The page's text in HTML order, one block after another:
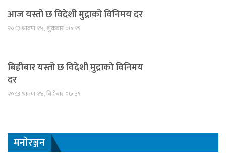
आज यस्तो छ विदेशी मुद्राको विनिमय दर
२०८३ श्रावण १५, शुक्रबार ०७:१९
बिहीबार यस्तो छ विदेशी मुद्राको विनिमय
दर
२०८३ श्रावण १४, बिहीबार ०७:३९
मनाेरञ्जन